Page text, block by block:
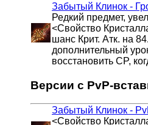
Забытый Клинок -
Редкий предмет,
<Свойство
шанс Крит. Атк. на
дополнительный
восстановить CP,
Версии с PvP-
Забытый Клинок -
<Свойство